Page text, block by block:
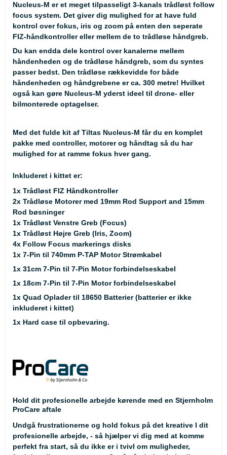
Nucleus-M er et meget tilpasseligt 3-kanals trådløst follow
focus system. Det giver dig mulighed for at have fuld
kontrol over fokus, iris og zoom på enten den seperate
FIZ-håndkontroller eller mellem de to trådløse håndgreb.
Du kan endda dele kontrol over kanalerne mellem
håndenheden og de trådløse håndgreb, som du syntes
passer bedst. Den trådløse rækkevidde for både
håndenheden og håndgrebene er ca. 300 metre! Hvilket
også kan gøre Nucleus-M yderst ideel til drone- eller
bilmonterede optagelser.
Med det fulde kit af Tiltas Nucleus-M får du en komplet
pakke med controller, motorer og håndtag så du har
mulighed for at ramme fokus hver gang.
Inkluderet i kittet er:
1x Trådløst FIZ Håndkontroller
2x Trådløse Motorer med 19mm Rod Support and 15mm
Rod bøsninger
1x Trådløst Venstre Greb (Focus)
1x Trådløst Højre Greb (Iris, Zoom)
4x Follow Focus markerings disks
1x 7-Pin til 740mm P-TAP Motor Strømkabel
1x 31cm 7-Pin til 7-Pin Motor forbindelseskabel
1x 18cm 7-Pin til 7-Pin Motor forbindelseskabel
1x Quad Oplader til 18650 Batterier (batterier er ikke
inkluderet i kittet)
1x Hard case til opbevaring.
Hold dit profesionelle arbejde kørende med en Stjernholm
ProCare aftale
Undgå frustrationerne og hold fokus på det kreative I dit
profesionelle arbejde, - så hjælper vi dig med at komme
perfekt fra start, så du ikke er i tvivl om muligheder,